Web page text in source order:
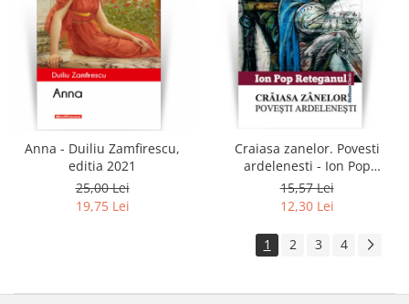
Anna - Duiliu Zamfirescu,
editia 2021
25,00 Lei
19,75 Lei
Craiasa zanelor. Povesti
ardelenesti - Ion Pop
Reteganul
15,57 Lei
12,30 Lei
1 2 3 4